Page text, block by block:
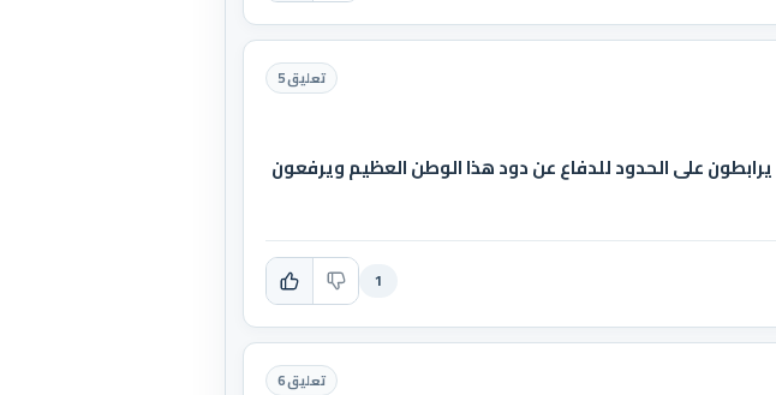
تعليق 5
على الحدود للدفاع عن دود هذا الوطن العظيم ويرفعون
1
تعليق 6